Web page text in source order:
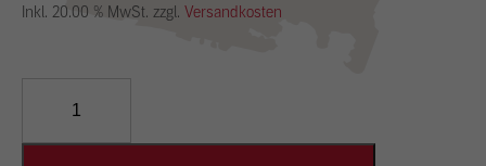
Inkl. 20.00 % MwSt. zzgl. Versandkosten
Designputz